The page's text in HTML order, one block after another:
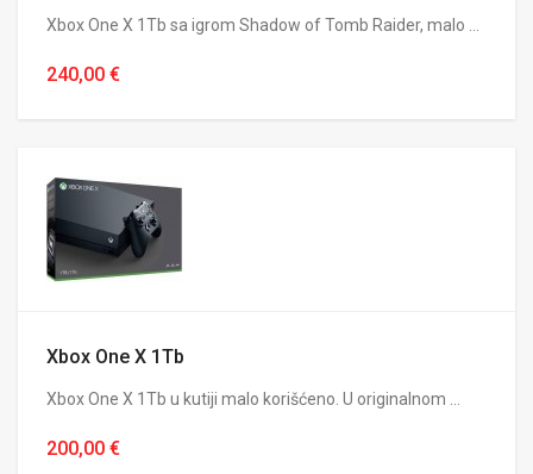
Xbox One X 1Tb sa igrom Shadow of Tomb Raider, malo ...
240,00 €
Xbox One X 1Tb
Xbox One X 1Tb u kutiji malo korišćeno. U originalnom ...
200,00 €